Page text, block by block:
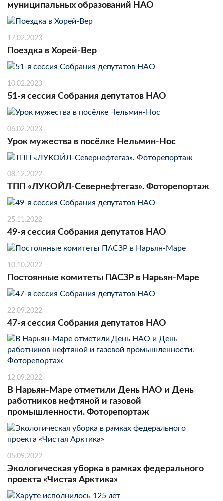
муниципальных образований НАО
17.02.2023
Поездка в Хорей-Вер
10.02.2023
51-я сессия Собрания депутатов НАО
06.02.2023
Урок мужества в посёлке Нельмин-Нос
08.12.2022
ТПП «ЛУКОЙЛ-Севернефтегаз». Фоторепортаж
25.11.2022
49-я сессия Собрания депутатов НАО
10.10.2022
Постоянные комитеты ПАСЗР в Нарьян-Маре
22.09.2022
47-я сессия Собрания депутатов НАО
12.09.2022
В Нарьян-Маре отметили День НАО и День
работников нефтяной и газовой
промышленности. Фоторепортаж
05.09.2022
Экологическая уборка в рамках федерального
проекта «Чистая Арктика»